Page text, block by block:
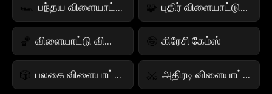
🏎️ பந்தய விளையாட்டுகள் 🧩 புதிர் விளையாட்டுகள்
🏀 விளையாட்டு விளையாட்டுகள் 🤪 கிரேசி கேம்ஸ்
🎲 பலகை விளையாட்டுகள் ⚔️ அதிரடி விளையாட்டுகள்